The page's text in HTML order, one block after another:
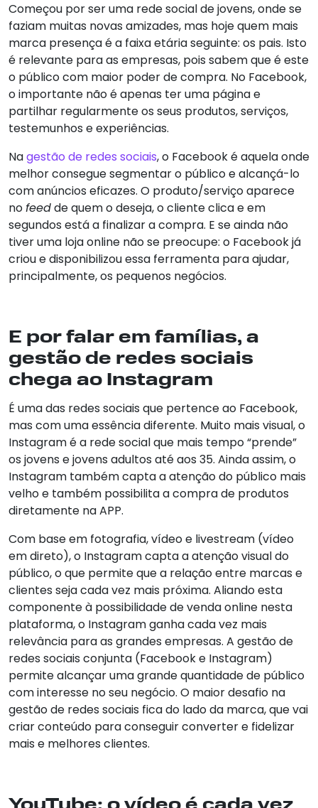
Começou por ser uma rede social de jovens, onde se
faziam muitas novas amizades, mas hoje quem mais
marca presença é a faixa etária seguinte: os pais. Isto
é relevante para as empresas, pois sabem que é este
o público com maior poder de compra. No Facebook,
o importante não é apenas ter uma página e
partilhar regularmente os seus produtos, serviços,
testemunhos e experiências.
Nagestão de redes sociais, o Facebook é aquela onde
melhor consegue segmentar o público e alcançá-lo
com anúncios eficazes. O produto/serviço aparece
nofeedde quem o deseja, o cliente clica e em
segundos está a finalizar a compra. E se ainda não
tiver uma loja online não se preocupe: o Facebook já
criou e disponibilizou essa ferramenta para ajudar,
principalmente, os pequenos negócios.
E por falar em famílias, a
gestão de redes sociais
chega ao Instagram
É uma das redes sociais que pertence ao Facebook,
mas com uma essência diferente. Muito mais visual, o
Instagram é a rede social que mais tempo “prende”
os jovens e jovens adultos até aos 35. Ainda assim, o
Instagram também capta a atenção do público mais
velho e também possibilita a compra de produtos
diretamente na APP.
Com base em fotografia, vídeo e livestream (vídeo
em direto), o Instagram capta a atenção visual do
público, o que permite que a relação entre marcas e
clientes seja cada vez mais próxima. Aliando esta
componente à possibilidade de venda online nesta
plataforma, o Instagram ganha cada vez mais
relevância para as grandes empresas. A gestão de
redes sociais conjunta (Facebook e Instagram)
permite alcançar uma grande quantidade de público
com interesse no seu negócio. O maior desafio na
gestão de redes sociais fica do lado da marca, que vai
criar conteúdo para conseguir converter e fidelizar
mais e melhores clientes.
YouTube: o vídeo é cada vez